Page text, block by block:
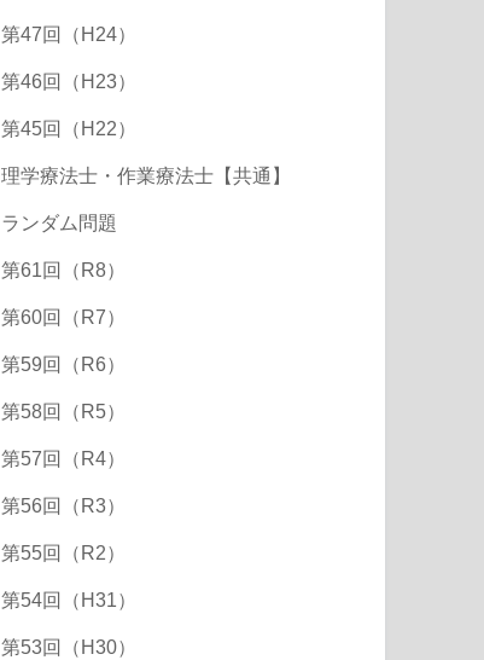
第47回（H24）
第46回（H23）
第45回（H22）
理学療法士・作業療法士【共通】
ランダム問題
第61回（R8）
第60回（R7）
第59回（R6）
第58回（R5）
第57回（R4）
第56回（R3）
第55回（R2）
第54回（H31）
第53回（H30）